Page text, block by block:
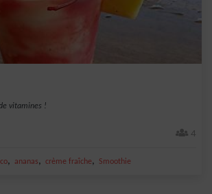
vitamines !
4
, ananas, crème fraîche, Smoothie